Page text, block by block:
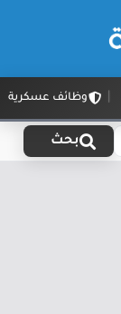
وظائف عسكرية
بحث